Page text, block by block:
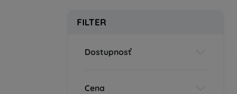
FILTER
Dostupnosť
Cena